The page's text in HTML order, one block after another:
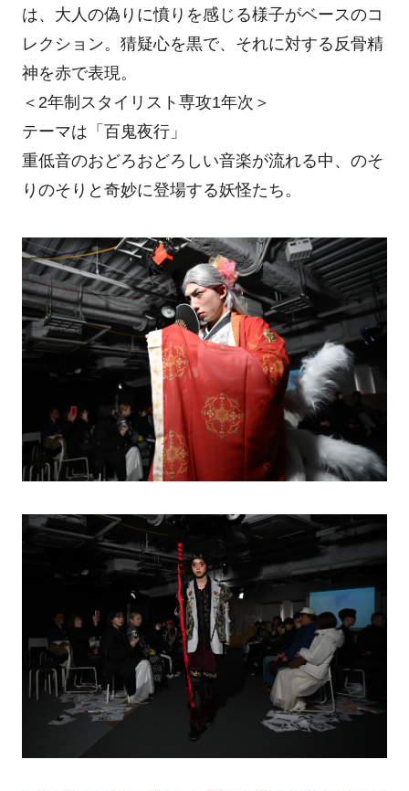
は、大人の偽りに憤りを感じる様子がベースのコ
レクション。猜疑心を黒で、それに対する反骨精
神を赤で表現。
＜2年制スタイリスト専攻1年次＞
テーマは「百鬼夜行」
重低音のおどろおどろしい音楽が流れる中、のそ
りのそりと奇妙に登場する妖怪たち。